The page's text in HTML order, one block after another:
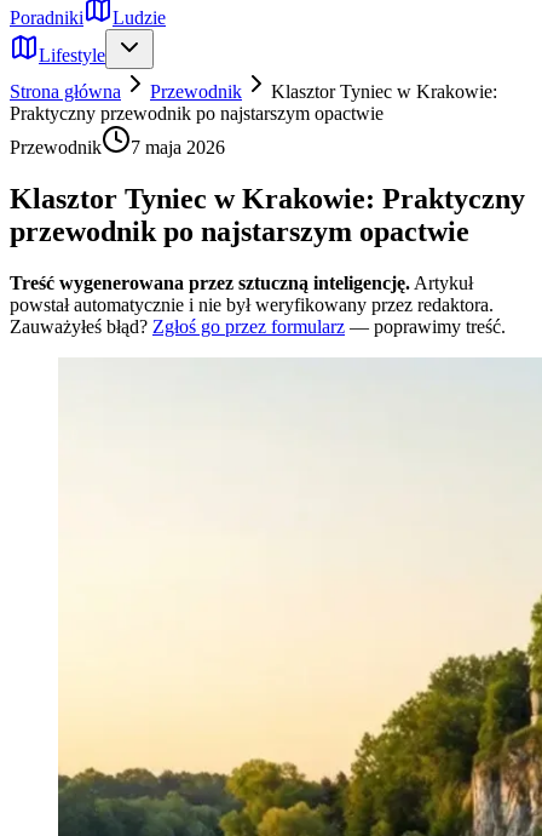
Poradniki
Ludzie
Lifestyle
Strona główna
Przewodnik
Klasztor Tyniec w Krakowie:
Praktyczny przewodnik po najstarszym opactwie
Przewodnik
7 maja 2026
Klasztor Tyniec w Krakowie: Praktyczny
przewodnik po najstarszym opactwie
Treść wygenerowana przez sztuczną inteligencję. Artykuł
powstał automatycznie i nie był weryfikowany przez redaktora.
Zauważyłeś błąd? Zgłoś go przez formularz — poprawimy treść.